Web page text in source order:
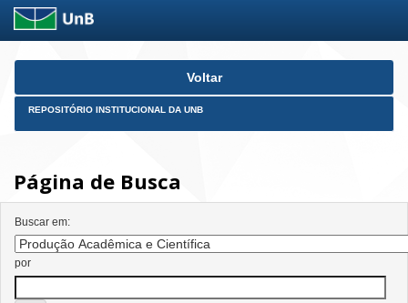
Skip
Voltar
REPOSITÓRIO INSTITUCIONAL DA UNB
Página de Busca
Buscar em:
por